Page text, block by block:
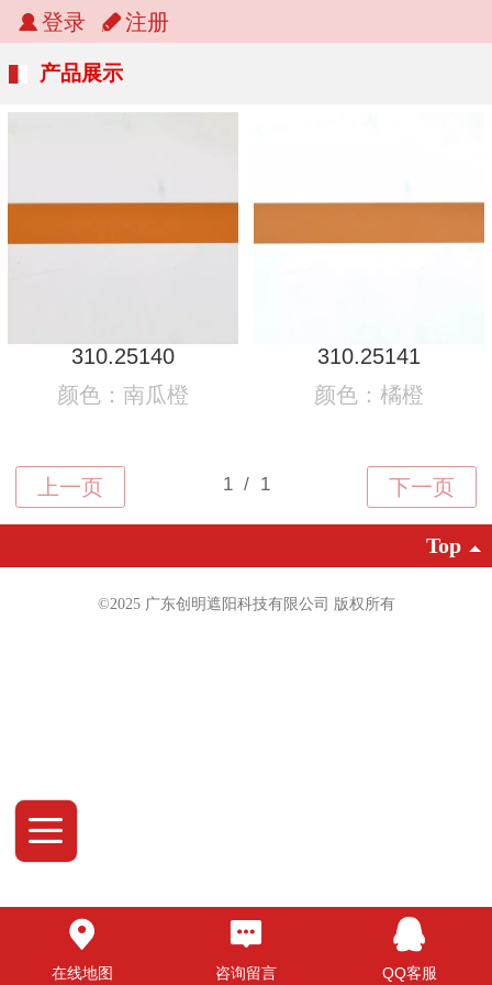
登录 注册
产品展示
310.25140
颜色：南瓜橙
310.25141
颜色：橘橙
Top
©2025 广东创明遮阳科技有限公司 版权所有
在线地图 咨询留言 QQ客服